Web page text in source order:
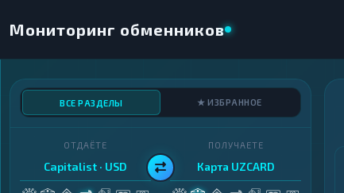
Мониторинг обменников
ВСЕ РАЗДЕЛЫ ★ ИЗБРАННОЕ
ОТДАЁТЕ
Capitalist · USD
ПОЛУЧАЕТЕ
Карта UZCARD